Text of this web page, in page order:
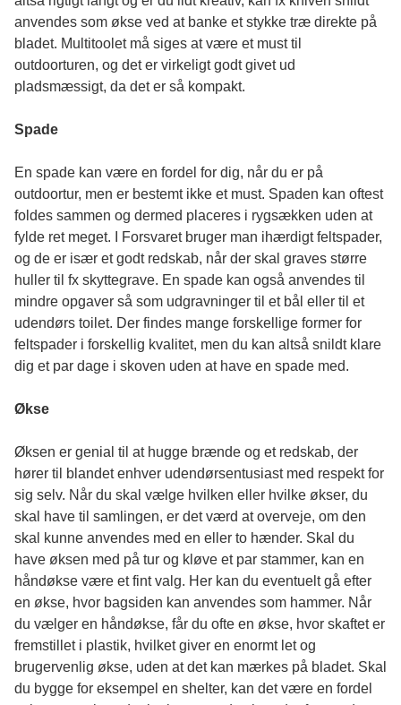
anvendes som økse ved at banke et stykke træ direkte på
bladet. Multitoolet må siges at være et must til
outdoorturen, og det er virkeligt godt givet ud
pladsmæssigt, da det er så kompakt.
Spade
En spade kan være en fordel for dig, når du er på
outdoortur, men er bestemt ikke et must. Spaden kan oftest
foldes sammen og dermed placeres i rygsækken uden at
fylde ret meget. I Forsvaret bruger man ihærdigt feltspader,
og de er især et godt redskab, når der skal graves større
huller til fx skyttegrave. En spade kan også anvendes til
mindre opgaver så som udgravninger til et bål eller til et
udendørs toilet. Der findes mange forskellige former for
feltspader i forskellig kvalitet, men du kan altså snildt klare
dig et par dage i skoven uden at have en spade med.
Økse
Øksen er genial til at hugge brænde og et redskab, der
hører til blandet enhver udendørsentusiast med respekt for
sig selv. Når du skal vælge hvilken eller hvilke økser, du
skal have til samlingen, er det værd at overveje, om den
skal kunne anvendes med en eller to hænder. Skal du
have øksen med på tur og kløve et par stammer, kan en
håndøkse være et fint valg. Her kan du eventuelt gå efter
en økse, hvor bagsiden kan anvendes som hammer. Når
du vælger en håndøkse, får du ofte en økse, hvor skaftet er
fremstillet i plastik, hvilket giver en enormt let og
brugervenlig økse, uden at det kan mærkes på bladet. Skal
du bygge for eksempel en shelter, kan det være en fordel